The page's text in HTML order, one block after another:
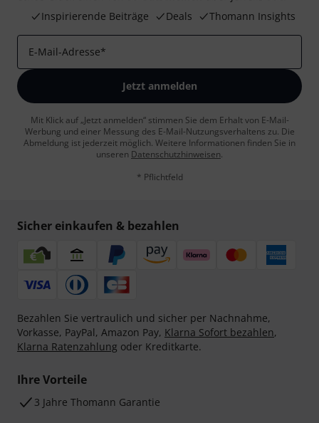
Inspirierende Beiträge
Deals Thomann Insights
E-Mail-Adresse*
Jetzt anmelden
Mit Klick auf „Jetzt anmelden“ stimmen Sie dem Erhalt von E-Mail-
Werbung und einer Messung des E-Mail-Nutzungsverhaltens zu. Die
Abmeldung ist jederzeit möglich. Weitere Informationen finden Sie in
unseren Datenschutzhinweisen.
* Pflichtfeld
Sicher einkaufen & bezahlen
Bezahlen Sie vertraulich und sicher per Nachnahme,
Vorkasse, PayPal, Amazon Pay, Klarna Sofort bezahlen,
Klarna Ratenzahlung oder Kreditkarte.
Ihre Vorteile
3 Jahre Thomann Garantie